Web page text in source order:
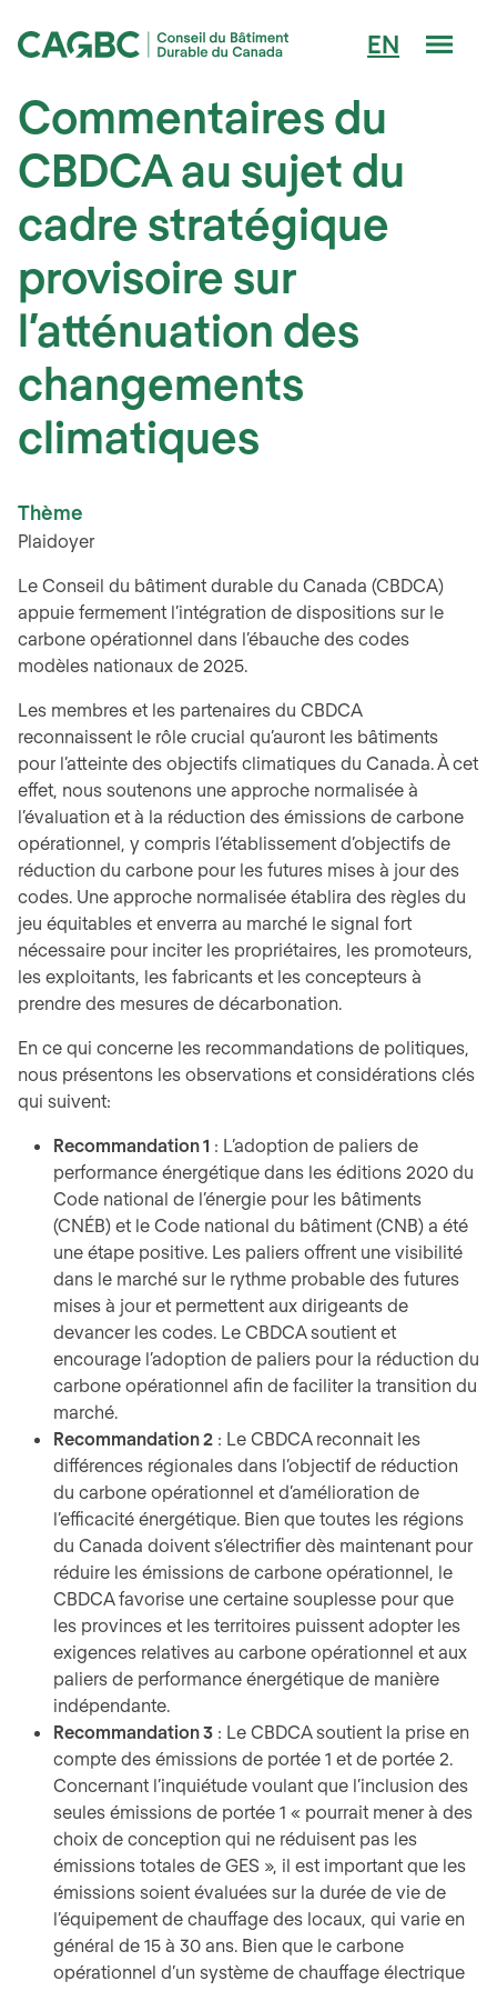
EN
Commentaires du
CBDCA au sujet du
cadre stratégique
provisoire sur
l’atténuation des
changements
climatiques
Thème
Plaidoyer
Le Conseil du bâtiment durable du Canada (CBDCA)
appuie fermement l’intégration de dispositions sur le
carbone opérationnel dans l’ébauche des codes
modèles nationaux de 2025.
Les membres et les partenaires du CBDCA
reconnaissent le rôle crucial qu’auront les bâtiments
pour l’atteinte des objectifs climatiques du Canada. À cet
effet, nous soutenons une approche normalisée à
l’évaluation et à la réduction des émissions de carbone
opérationnel, y compris l’établissement d’objectifs de
réduction du carbone pour les futures mises à jour des
codes. Une approche normalisée établira des règles du
jeu équitables et enverra au marché le signal fort
nécessaire pour inciter les propriétaires, les promoteurs,
les exploitants, les fabricants et les concepteurs à
prendre des mesures de décarbonation.
En ce qui concerne les recommandations de politiques,
nous présentons les observations et considérations clés
qui suivent:
Recommandation 1 : L’adoption de paliers de
performance énergétique dans les éditions 2020 du
Code national de l’énergie pour les bâtiments
(CNÉB) et le Code national du bâtiment (CNB) a été
une étape positive. Les paliers offrent une visibilité
dans le marché sur le rythme probable des futures
mises à jour et permettent aux dirigeants de
devancer les codes. Le CBDCA soutient et
encourage l’adoption de paliers pour la réduction du
carbone opérationnel afin de faciliter la transition du
marché.
Recommandation 2 : Le CBDCA reconnait les
différences régionales dans l’objectif de réduction
du carbone opérationnel et d’amélioration de
l’efficacité énergétique. Bien que toutes les régions
du Canada doivent s’électrifier dès maintenant pour
réduire les émissions de carbone opérationnel, le
CBDCA favorise une certaine souplesse pour que
les provinces et les territoires puissent adopter les
exigences relatives au carbone opérationnel et aux
paliers de performance énergétique de manière
indépendante.
Recommandation 3 : Le CBDCA soutient la prise en
compte des émissions de portée 1 et de portée 2.
Concernant l’inquiétude voulant que l’inclusion des
seules émissions de portée 1 « pourrait mener à des
choix de conception qui ne réduisent pas les
émissions totales de GES », il est important que les
émissions soient évaluées sur la durée de vie de
l’équipement de chauffage des locaux, qui varie en
général de 15 à 30 ans. Bien que le carbone
opérationnel d’un système de chauffage électrique